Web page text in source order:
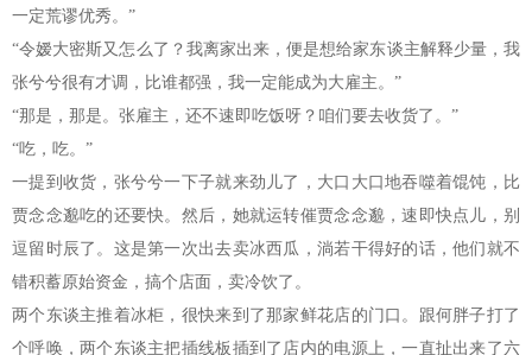
一定荒谬优秀。”
“令嫒大密斯又怎么了？我离家出来，便是想给家东谈主解释少量，我
张兮兮很有才调，比谁都强，我一定能成为大雇主。”
“那是，那是。张雇主，还不速即吃饭呀？咱们要去收货了。”
“吃，吃。”
一提到收货，张兮兮一下子就来劲儿了，大口大口地吞噬着馄饨，比
贾念念邈吃的还要快。然后，她就运转催贾念念邈，速即快点儿，别
逗留时辰了。这是第一次出去卖冰西瓜，淌若干得好的话，他们就不
错积蓄原始资金，搞个店面，卖冷饮了。
两个东谈主推着冰柜，很快来到了那家鲜花店的门口。跟何胖子打了
个呼唤，两个东谈主把插线板插到了店内的电源上，一直扯出来了六